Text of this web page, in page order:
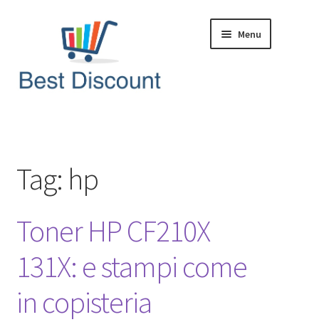
navigazione
Menu
Offerte in Tempo Reale
Articoli & News
Tag: hp
Toner HP CF210X
131X: e stampi come
in copisteria